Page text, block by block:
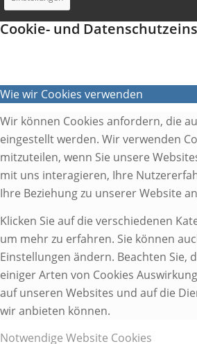
Cookie- und
Wie wir Cookies verwenden
Wir können Cookies anfordern, die
eingestellt werden. Wir verwenden
mitzuteilen, wenn Sie unsere
mit uns interagieren, Ihre
Ihre Beziehung zu unserer Website
Klicken Sie auf die verschiedenen
um mehr zu erfahren. Sie können
Einstellungen ändern. Beachten Sie,
einiger Arten von Cookies
auf unseren Websites und auf die
wir anbieten können.
Notwendige Website Cookies